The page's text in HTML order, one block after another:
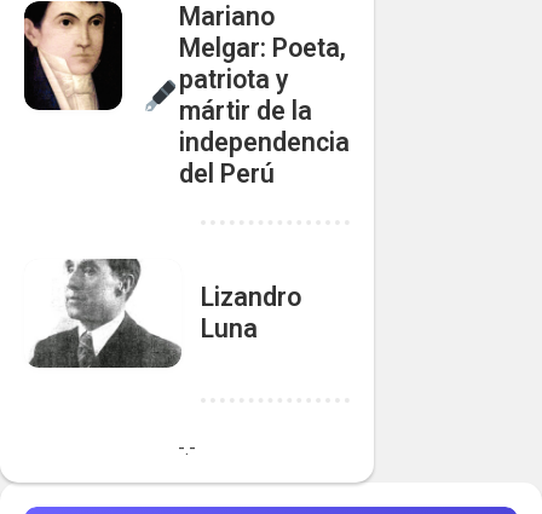
Mariano
Melgar: Poeta,
patriota y
mártir de la
independencia
del Perú
Lizandro
Luna
-.-